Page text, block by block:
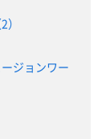
ジョンワー